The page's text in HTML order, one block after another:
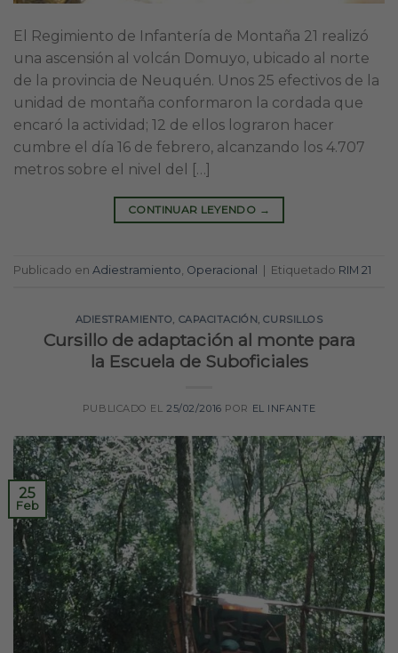
El Regimiento de Infantería de Montaña 21 realizó
una ascensión al volcán Domuyo, ubicado al norte
de la provincia de Neuquén. Unos 25 efectivos de la
unidad de montaña conformaron la cordada que
encaró la actividad; 12 de ellos lograron hacer
cumbre el día 16 de febrero, alcanzando los 4.707
metros sobre el nivel del […]
CONTINUAR LEYENDO →
Publicado en Adiestramiento, Operacional Etiquetado RIM 21
ADIESTRAMIENTO, CAPACITACIÓN,CURSILLOS
Cursillo de adaptación al monte para
la Escuela de Suboficiales
PUBLICADO EL25/02/2016 POR EL INFANTE
25
Feb